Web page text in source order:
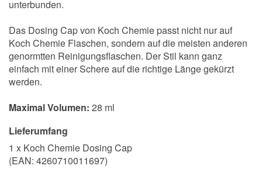
unterbunden.
Das Dosing Cap von Koch Chemie passt nicht nur auf
Koch Chemie Flaschen, sondern auf die meisten anderen
genormtten Reinigungsflaschen. Der Stil kann ganz
einfach mit einer Schere auf die richtige Länge gekürzt
werden.
Maximal Volumen: 28 ml
Lieferumfang
1 x Koch Chemie Dosing Cap
(EAN: 4260710011697)